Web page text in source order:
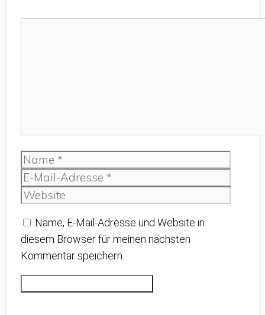
Name
Name, E-Mail-Adresse und Website in
diesem Browser für meinen nächsten
Kommentar speichern.